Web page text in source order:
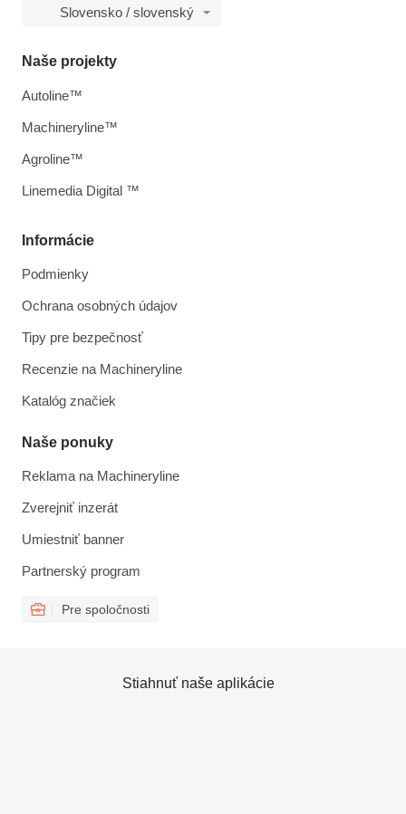
Slovensko / slovenský
Informácie
Podmienky
Ochrana osobných údajov
Tipy pre bezpečnosť
Recenzie na Machineryline
Katalóg značiek
Naše ponuky
Reklama na Machineryline
Zverejniť inzerát
Umiestniť banner
Partnerský program
Pre spoločnosti
Naše projekty
Autoline™
Machineryline™
Agroline™
Linemedia Digital ™
Stiahnuť naše aplikácie